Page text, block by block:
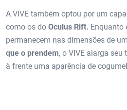
A VIVE também optou por um
como os do Oculus Rift. Enquanto
permanecem nas dimensões de um
que o prendem, o VIVE alarga
à frente uma aparência de